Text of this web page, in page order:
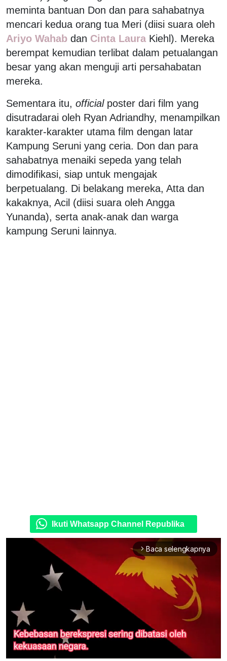
meminta bantuan Don dan para sahabatnya
mencari kedua orang tua Meri (diisi suara oleh
Ariyo Wahab dan Cinta Laura Kiehl). Mereka
berempat kemudian terlibat dalam petualangan
besar yang akan menguji arti persahabatan
mereka.
Sementara itu, officialposter dari film yang
disutradarai oleh Ryan Adriandhy, menampilkan
karakter-karakter utama film dengan latar
Kampung Seruni yang ceria. Don dan para
sahabatnya menaiki sepeda yang telah
dimodifikasi, siap untuk mengajak
berpetualang. Di belakang mereka, Atta dan
kakaknya, Acil (diisi suara oleh Angga
Yunanda), serta anak-anak dan warga
kampung Seruni lainnya.
Ikuti Whatsapp Channel Republika
arrow_forward_ios Baca selengkapnya